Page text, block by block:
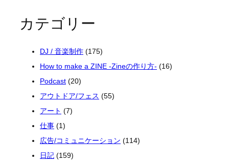
カテゴリー
DJ / 音楽制作 (175)
How to make a ZINE -Zineの作り方- (16)
Podcast (20)
アウトドア/フェス (55)
アート (7)
仕事 (1)
広告/コミュニケーション (114)
日記 (159)